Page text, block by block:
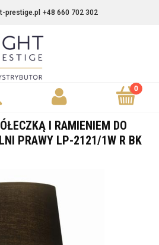
prestige.pl +48 660 702 302
I RAMIENIEM DO
PRAWY LP-2121/1W R BK